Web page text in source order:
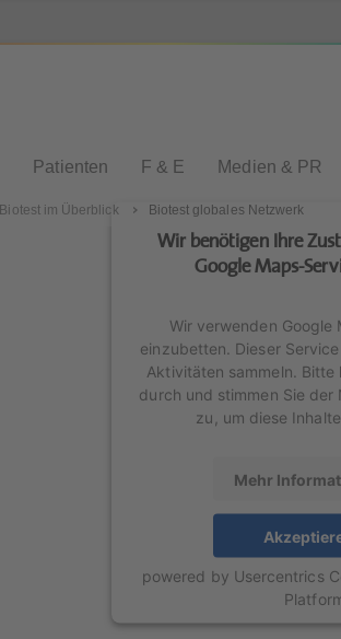
Wir benötigen Ihre
Google Maps-
Wir verwenden Google
einzubetten. Dieser
Aktivitäten sammeln. Bitte
durch und stimmen Sie
zu, um diese
Mehr
powered by Usercentrics
Patienten F & E Medien & PR
Biotest im Überblick Biotest globales Netzwerk